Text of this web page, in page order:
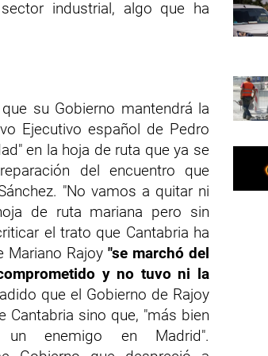
industrial, algo que ha
su Gobierno mantendrá la
Ejecutivo español de Pedro
en la hoja de ruta que ya se
del encuentro que
"No vamos a quitar ni
de ruta mariana pero sin
el trato que Cantabria ha
Mariano Rajoy"se marchó del
y no tuvo ni la
que el Gobierno de Rajoy
Cantabria sino que, "más bien
enemigo en Madrid".